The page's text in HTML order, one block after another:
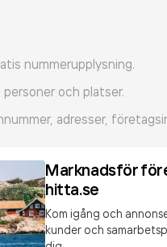
nummerupplysning.
och platser.
adresser,
Marknadsför
hitta.se
Kom igång och
kunder och